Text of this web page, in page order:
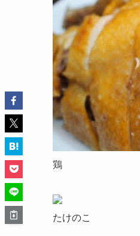
鶏
たけのこ